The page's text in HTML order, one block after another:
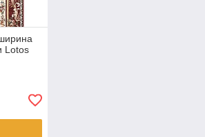
Lotos